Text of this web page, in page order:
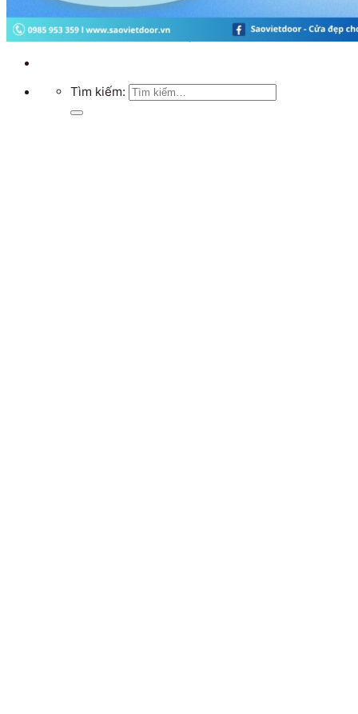
Chưa có sản phẩm trong giỏ hàng.
Quay trở lại cửa hàng
Tìm kiếm: